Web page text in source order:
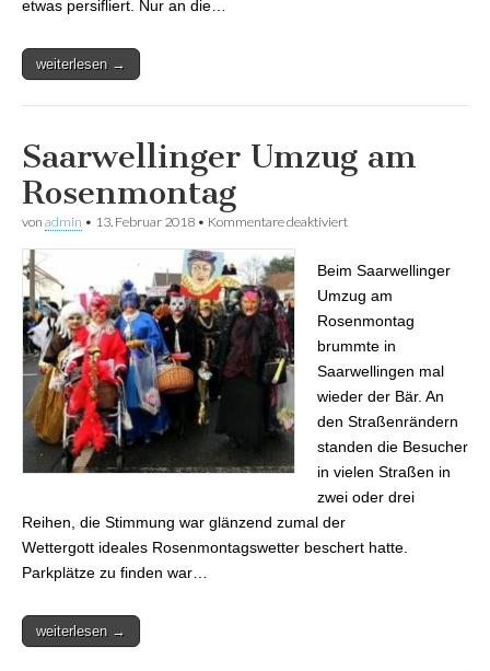
etwas persifliert. Nur an die…
weiterlesen →
Saarwellinger Umzug am
Rosenmontag
von admin • 13. Februar 2018 • Kommentare deaktiviert
Beim Saarwellinger
Umzug am
Rosenmontag
brummte in
Saarwellingen mal
wieder der Bär. An
den Straßenrändern
standen die Besucher
in vielen Straßen in
zwei oder drei
Reihen, die Stimmung war glänzend zumal der
Wettergott ideales Rosenmontagswetter beschert hatte.
Parkplätze zu finden war…
weiterlesen →